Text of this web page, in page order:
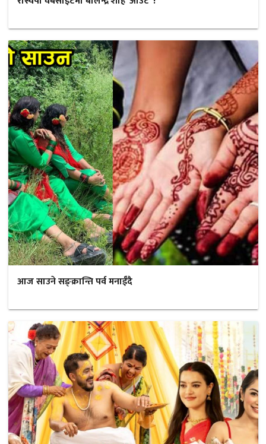
आज साउने सङ्क्रान्ति पर्व मनाईँदै